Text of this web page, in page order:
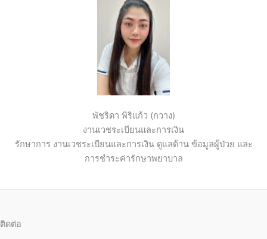
พัชริดา พิริแก้ว (กวาง)
งานเวชระเบียนและการเงิน
รักษาการ งานเวชระเบียนและการเงิน ดูแลด้าน ข้อมูลผู้ป่วย และ
การชำระค่ารักษาพยาบาล
ติดต่อ